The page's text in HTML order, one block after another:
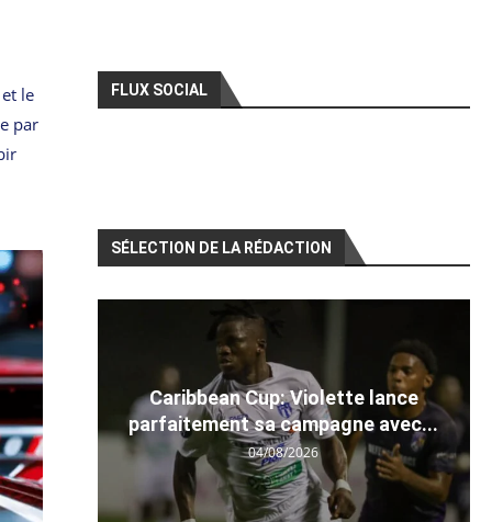
le
par
FLUX SOCIAL
SÉLECTION DE LA RÉDACTION
Caribbean Cup: Violette lance
parfaitement sa campagne avec...
04/08/2026